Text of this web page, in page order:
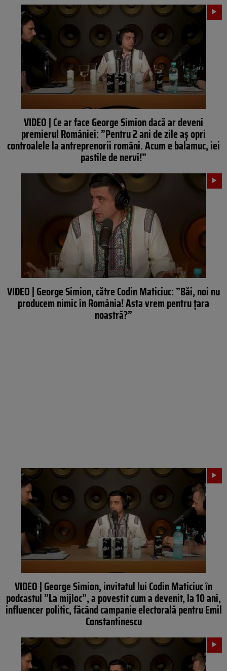
VIDEO | Ce ar face George Simion dacă ar deveni
premierul României: ”Pentru 2 ani de zile aș opri
controalele la antreprenorii români. Acum e balamuc, iei
pastile de nervi!”
VIDEO | George Simion, către Codin Maticiuc: ”Băi, noi nu
producem nimic în România! Asta vrem pentru țara
noastră?”
VIDEO | George Simion, invitatul lui Codin Maticiuc în
podcastul ”La mijloc”, a povestit cum a devenit, la 10 ani,
influencer politic, făcând campanie electorală pentru Emil
Constantinescu